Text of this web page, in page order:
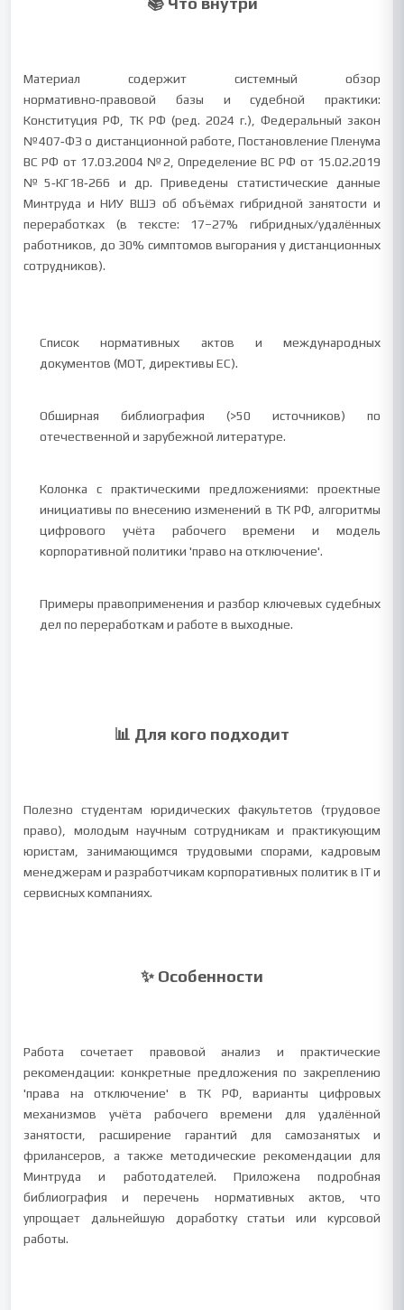
Материал содержит системный обзор
нормативно‑правовой базы и судебной практики:
Конституция РФ, ТК РФ (ред. 2024 г.), Федеральный закон
№407‑ФЗ о дистанционной работе, Постановление Пленума
ВС РФ от 17.03.2004 №2, Определение ВС РФ от 15.02.2019
№5‑КГ18‑266 и др. Приведены статистические данные
Минтруда и НИУ ВШЭ об объёмах гибридной занятости и
переработках (в тексте: 17–27% гибридных/удалённых
работников, до 30% симптомов выгорания у дистанционных
сотрудников).
Список нормативных актов и международных
документов (МОТ, директивы ЕС).
Обширная библиография (>50 источников) по
отечественной и зарубежной литературе.
Колонка с практическими предложениями: проектные
инициативы по внесению изменений в ТК РФ, алгоритмы
цифрового учёта рабочего времени и модель
корпоративной политики 'право на отключение'.
Примеры правоприменения и разбор ключевых судебных
дел по переработкам и работе в выходные.
📊 Для кого подходит
Полезно студентам юридических факультетов (трудовое
право), молодым научным сотрудникам и практикующим
юристам, занимающимся трудовыми спорами, кадровым
менеджерам и разработчикам корпоративных политик в IT и
сервисных компаниях.
✨ Особенности
Работа сочетает правовой анализ и практические
рекомендации: конкретные предложения по закреплению
'права на отключение' в ТК РФ, варианты цифровых
механизмов учёта рабочего времени для удалённой
занятости, расширение гарантий для самозанятых и
фрилансеров, а также методические рекомендации для
Минтруда и работодателей. Приложена подробная
библиография и перечень нормативных актов, что
упрощает дальнейшую доработку статьи или курсовой
работы.